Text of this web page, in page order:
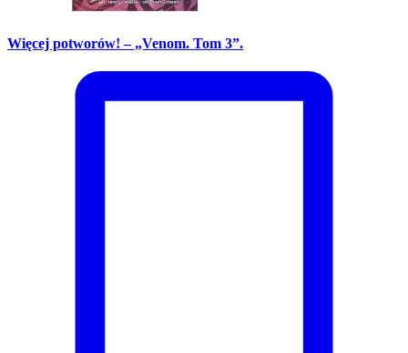
Więcej potworów! – „Venom. Tom 3”.